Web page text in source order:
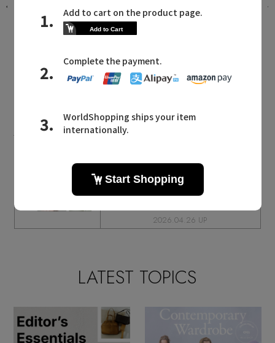
2026.08.07 UP
エブールに関連するメールマガジン
洗練と軽やかさの共鳴。心地よく季節
を楽しむ「エブール」の最新コレクシ
2026.04.26 UP
LATEST TOPICS